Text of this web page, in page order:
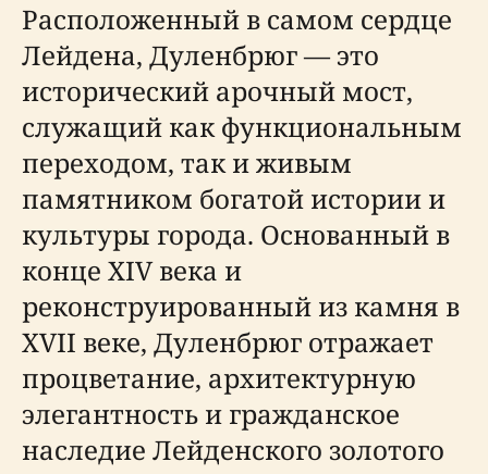
Расположенный в самом сердце
Лейдена, Дуленбрюг — это
исторический арочный мост,
служащий как функциональным
переходом, так и живым
памятником богатой истории и
культуры города. Основанный в
конце XIV века и
реконструированный из камня в
XVII веке, Дуленбрюг отражает
процветание, архитектурную
элегантность и гражданское
наследие Лейденского золотого